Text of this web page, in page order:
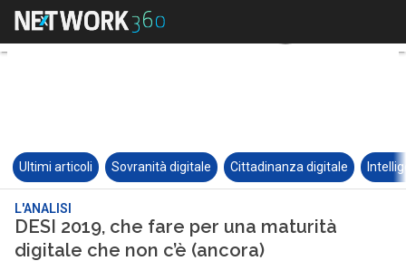
Ultimi articoli Sovranità digitale Cittadinanza digitale
L'ANALISI
DESI 2019, che fare per una maturità
digitale che non c’è (ancora)